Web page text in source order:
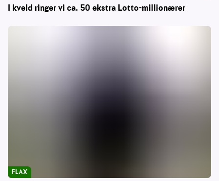
I kveld ringer vi ca. 50 ekstra Lotto-millionærer
FLAX